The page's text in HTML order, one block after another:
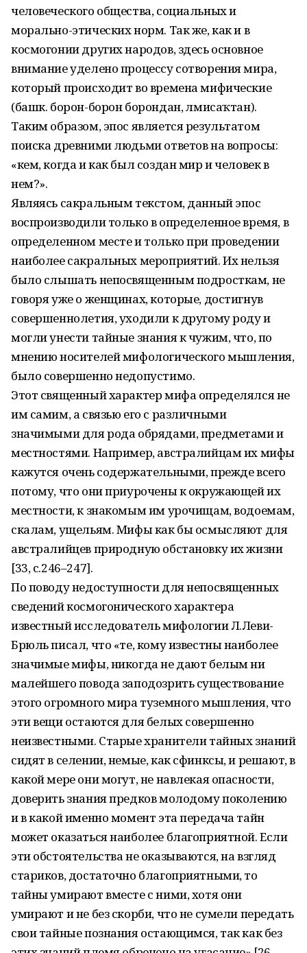
человеческого общества, социальных и
морально-этических норм. Так же, как и в
космогонии других народов, здесь основное
внимание уделено процессу сотворения мира,
который происходит во времена мифические
(башк. борон-борон борондан, әлмисаҡтан).
Таким образом, эпос является результатом
поиска древними людьми ответов на вопросы:
«кем, когда и как был создан мир и человек в
нем?».
Являясь сакральным текстом, данный эпос
воспроизводили только в определенное время, в
определенном месте и только при проведении
наиболее сакральных мероприятий. Их нельзя
было слышать непосвященным подросткам, не
говоря уже о женщинах, которые, достигнув
совершеннолетия, уходили к другому роду и
могли унести тайные знания к чужим, что, по
мнению носителей мифологического мышления,
было совершенно недопустимо.
Этот священный характер мифа определялся не
им самим, а связью его с различными
значимыми для рода обрядами, предметами и
местностями. Например, австралийцам их мифы
кажутся очень содержательными, прежде всего
потому, что они приурочены к окружающей их
местности, к знакомым им урочищам, водоемам,
скалам, ущельям. Мифы как бы осмысляют для
австралийцев природную обстановку их жизни
[33, с.246–247].
По поводу недоступности для непосвященных
сведений космогонического характера
известный исследователь мифологии Л.Леви-
Брюль писал, что «те, кому известны наиболее
значимые мифы, никогда не дают белым ни
малейшего повода заподозрить существование
этого огромного мира туземного мышления, что
эти вещи остаются для белых совершенно
неизвестными. Старые хранители тайных знаний
сидят в селении, немые, как сфинксы, и решают, в
какой мере они могут, не навлекая опасности,
доверить знания предков молодому поколению
и в какой именно момент эта передача тайн
может оказаться наиболее благоприятной. Если
эти обстоятельства не оказываются, на взгляд
стариков, достаточно благоприятными, то
тайны умирают вместе с ними, хотя они
умирают и не без скорби, что не сумели передать
свои тайные познания остающимся, так как без